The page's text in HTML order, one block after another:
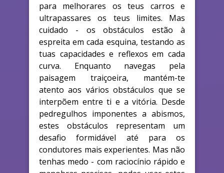
para melhorares os teus carros e
ultrapassares os teus limites. Mas
cuidado - os obstáculos estão à
espreita em cada esquina, testando as
tuas capacidades e reflexos em cada
curva. Enquanto navegas pela
paisagem traiçoeira, mantém-te
atento aos vários obstáculos que se
interpõem entre ti e a vitória. Desde
pedregulhos imponentes a abismos,
estes obstáculos representam um
desafio formidável até para os
condutores mais experientes. Mas não
tenhas medo - com raciocínio rápido e